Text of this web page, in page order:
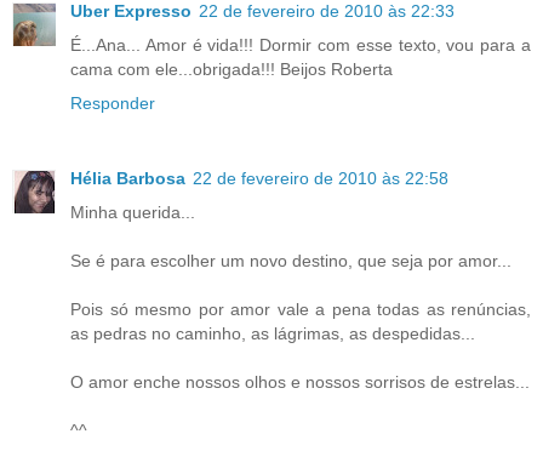
Uber Expresso 22 de fevereiro de 2010 às 22:33
É...Ana... Amor é vida!!! Dormir com esse texto, vou para a
cama com ele...obrigada!!! Beijos Roberta
Responder
Hélia Barbosa 22 de fevereiro de 2010 às 22:58
Minha querida...
Se é para escolher um novo destino, que seja por amor...
Pois só mesmo por amor vale a pena todas as renúncias,
as pedras no caminho, as lágrimas, as despedidas...
O amor enche nossos olhos e nossos sorrisos de estrelas...
^^